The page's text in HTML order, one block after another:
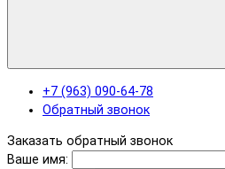
+7 (963) 090-64-78
Обратный звонок
Заказать обратный звонок
Ваше имя: